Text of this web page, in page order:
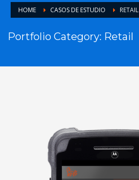
HOME CASOS DE ESTUDIO RETAIL
Portfolio Category: Retail